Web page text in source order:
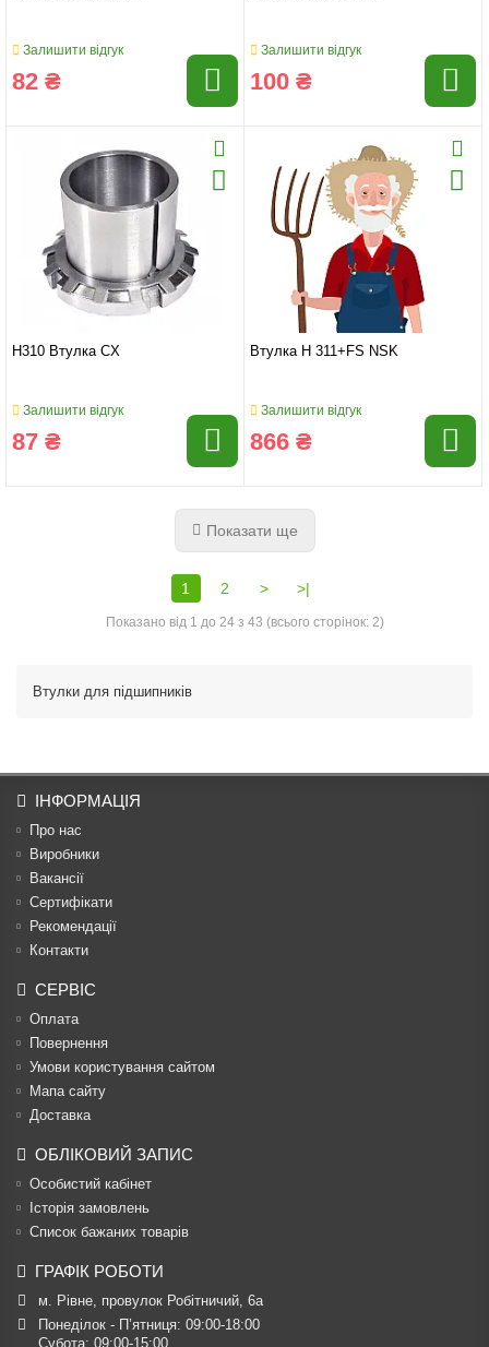
Залишити відгук
82 ₴
Залишити відгук
100 ₴
H310 Втулка CX
Залишити відгук
87 ₴
Втулка H 311+FS NSK
Залишити відгук
866 ₴
Показати ще
1 2 > >|
Показано від 1 до 24 з 43 (всього сторінок: 2)
Втулки для підшипників
ІНФОРМАЦІЯ
Про нас
Виробники
Вакансії
Сертифікати
Рекомендації
Контакти
СЕРВІС
Оплата
Повернення
Умови користування сайтом
Мапа сайту
Доставка
ОБЛІКОВИЙ ЗАПИС
Особистий кабінет
Історія замовлень
Список бажаних товарів
ГРАФІК РОБОТИ
м. Рівне, провулок Робітничий, 6а
Понеділок - П’ятниця: 09:00-18:00
Субота: 09:00-15:00